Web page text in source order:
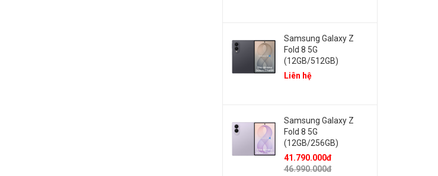
Samsung Galaxy Z
Fold 8 5G
(12GB/512GB)
Liên hệ
Samsung Galaxy Z
Fold 8 5G
(12GB/256GB)
41.790.000đ
46.990.000đ